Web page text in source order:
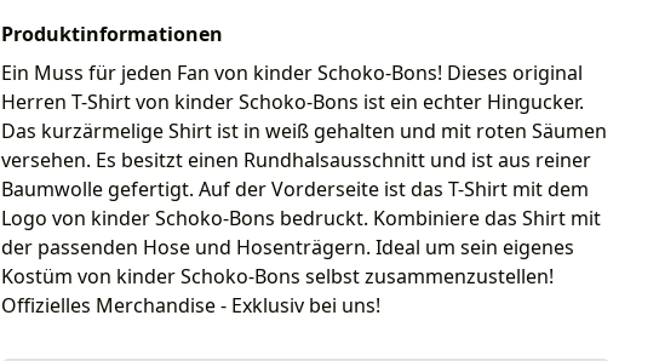
Produktinformationen
Ein Muss für jeden Fan von kinder Schoko-Bons! Dieses original
Herren T-Shirt von kinder Schoko-Bons ist ein echter Hingucker.
Das kurzärmelige Shirt ist in weiß gehalten und mit roten Säumen
versehen. Es besitzt einen Rundhalsausschnitt und ist aus reiner
Baumwolle gefertigt. Auf der Vorderseite ist das T-Shirt mit dem
Logo von kinder Schoko-Bons bedruckt. Kombiniere das Shirt mit
der passenden Hose und Hosenträgern. Ideal um sein eigenes
Kostüm von kinder Schoko-Bons selbst zusammenzustellen!
Offizielles Merchandise - Exklusiv bei uns!